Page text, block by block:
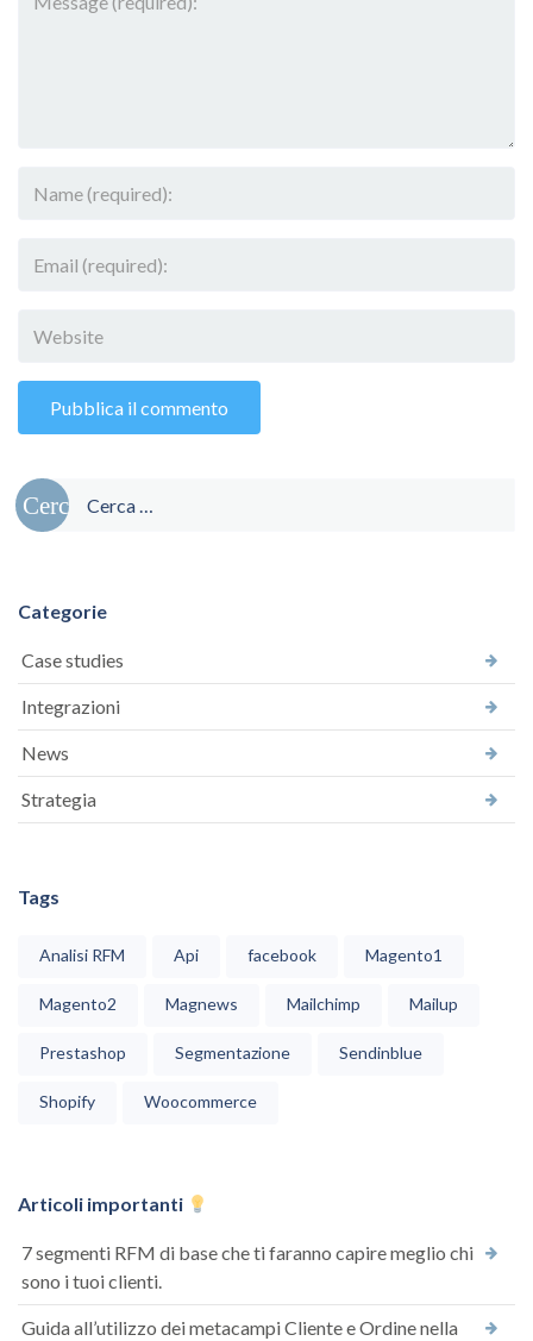
Ricerca
per:
Categorie
Case studies
Integrazioni
News
Strategia
Tags
Analisi RFM Api facebook Magento1
Magento2 Magnews Mailchimp Mailup
Prestashop Segmentazione Sendinblue
Shopify Woocommerce
Articoli importanti
7 segmenti RFM di base che ti faranno capire meglio chi
sono i tuoi clienti.
Guida all’utilizzo dei metacampi Cliente e Ordine nella